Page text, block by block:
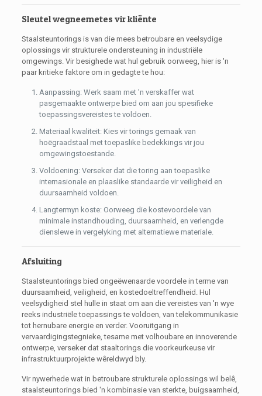
Sleutel wegneemetes vir kliënte
Staalsteuntorings is van die mees betroubare en veelsydige
oplossings vir strukturele ondersteuning in industriële
omgewings. Vir besighede wat hul gebruik oorweeg, hier is 'n
paar kritieke faktore om in gedagte te hou:
Aanpassing: Werk saam met 'n verskaffer wat
pasgemaakte ontwerpe bied om aan jou spesifieke
toepassingsvereistes te voldoen.
Materiaal kwaliteit: Kies vir torings gemaak van
hoëgraadstaal met toepaslike bedekkings vir jou
omgewingstoestande.
Voldoening: Verseker dat die toring aan toepaslike
internasionale en plaaslike standaarde vir veiligheid en
duursaamheid voldoen.
Langtermyn koste: Oorweeg die kostevoordele van
minimale instandhouding, duursaamheid, en verlengde
dienslewe in vergelyking met alternatiewe materiale.
Afsluiting
Staalsteuntorings bied ongeëwenaarde voordele in terme van
duursaamheid, veiligheid, en kostedoeltreffendheid. Hul
veelsydigheid stel hulle in staat om aan die vereistes van 'n wye
reeks industriële toepassings te voldoen, van telekommunikasie
tot hernubare energie en verder. Vooruitgang in
vervaardigingstegnieke, tesame met volhoubare en innoverende
ontwerpe, verseker dat staaltorings die voorkeurkeuse vir
infrastruktuurprojekte wêreldwyd bly.
Vir nywerhede wat in betroubare strukturele oplossings wil belê,
staalsteuntorings bied 'n kombinasie van sterkte, buigsaamheid,